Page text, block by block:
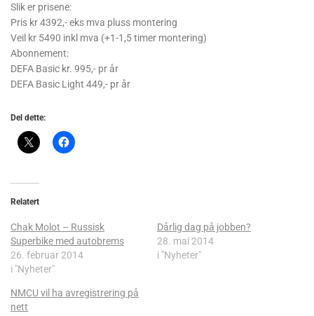
Slik er prisene:
Pris kr 4392,- eks mva pluss montering
Veil kr 5490 inkl mva (+1-1,5 timer montering)
Abonnement:
DEFA Basic kr. 995,- pr år
DEFA Basic Light 449,- pr år
Del dette:
Relatert
Chak Molot – Russisk
Superbike med autobrems
26. februar 2014
i "Nyheter"
Dårlig dag på jobben?
28. mai 2014
i "Nyheter"
NMCU vil ha avregistrering på
nett